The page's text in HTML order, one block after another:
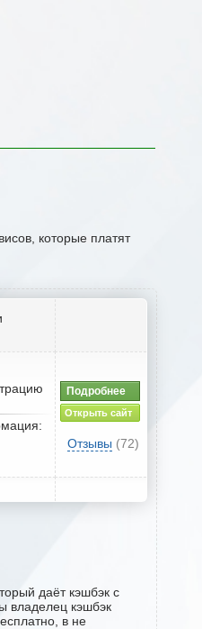
которые платят
Подробнее
Открыть сайт
Отзывы (72)
даёт кэшбэк с
владелец кэшбэк
в не